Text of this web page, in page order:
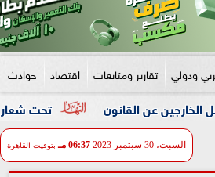
ودولي تقارير ومتابعات اقتصاد حوادث
تحت شعار «خدمة بيوت القانون
السبت، 30 سبتمبر 2023 06:37 مـ بتوقيت القاهرة